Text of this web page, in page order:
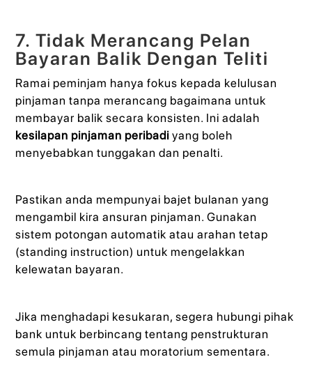
7. Tidak Merancang Pelan
Bayaran Balik Dengan Teliti
Ramai peminjam hanya fokus kepada kelulusan
pinjaman tanpa merancang bagaimana untuk
membayar balik secara konsisten. Ini adalah
kesilapan pinjaman peribadi yang boleh
menyebabkan tunggakan dan penalti.
Pastikan anda mempunyai bajet bulanan yang
mengambil kira ansuran pinjaman. Gunakan
sistem potongan automatik atau arahan tetap
(standing instruction) untuk mengelakkan
kelewatan bayaran.
Jika menghadapi kesukaran, segera hubungi pihak
bank untuk berbincang tentang penstrukturan
semula pinjaman atau moratorium sementara.